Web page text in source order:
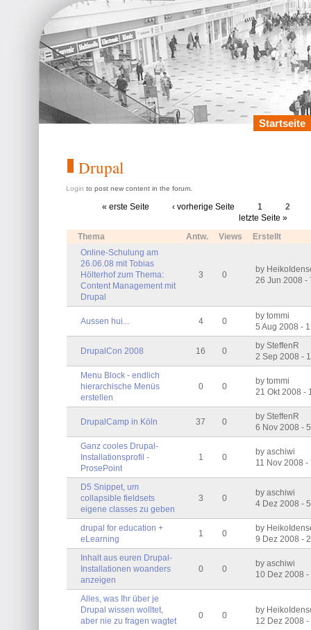
Startseite
Drupal
Login to post new content in the forum.
« erste Seite ‹ vorherige Seite 1
2
letzte Seite »
Thema
Antw. Views
Erstellt
Online-Schulung am
26.06.08 mit Tobias
Hölterhof zum Thema:
Content Management mit
Drupal
3 0
by
26 Jun 2008 -
Aussen hui... 4 0
by tommi
5 Aug 2008 -
DrupalCon 2008 16 0
by SteffenR
2 Sep 2008 -
Menu Block - endlich
hierarchische Menüs
erstellen
0 0
by tommi
21 Okt 2008 -
DrupalCamp in Köln 37 0
by SteffenR
6 Nov 2008 -
Ganz cooles Drupal-
Installationsprofil -
ProsePoint
1 0
by aschiwi
11 Nov 2008 -
D5 Snippet, um
collapsible fieldsets
eigene classes zu geben
3 0
by aschiwi
4 Dez 2008 -
drupal for education +
eLearning
1 0
by
9 Dez 2008 -
Inhalt aus euren Drupal-
Installationen woanders
anzeigen
0 0
by aschiwi
10 Dez 2008
Alles, was Ihr über je
Drupal wissen wolltet,
aber nie zu fragen wagtet
0 0
by
12 Dez 2008